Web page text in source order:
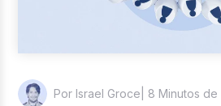
Por Israel Groce | 8 Minutos